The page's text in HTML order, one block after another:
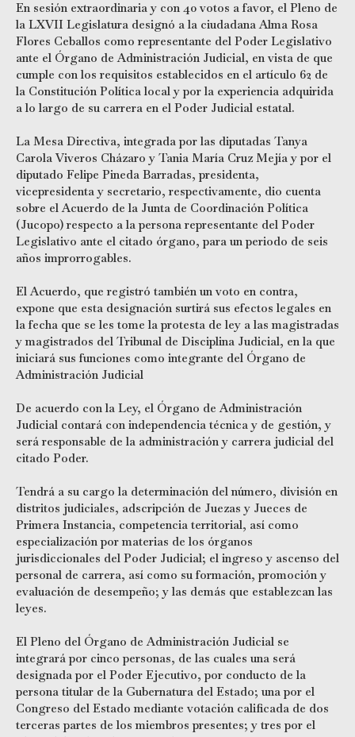
En sesión extraordinaria y con 40 votos a favor, el Pleno de
la LXVII Legislatura designó a la ciudadana Alma Rosa
Flores Ceballos como representante del Poder Legislativo
ante el Órgano de Administración Judicial, en vista de que
cumple con los requisitos establecidos en el artículo 62 de
la Constitución Política local y por la experiencia adquirida
a lo largo de su carrera en el Poder Judicial estatal.
La Mesa Directiva, integrada por las diputadas Tanya
Carola Viveros Cházaro y Tania María Cruz Mejía y por el
diputado Felipe Pineda Barradas, presidenta,
vicepresidenta y secretario, respectivamente, dio cuenta
sobre el Acuerdo de la Junta de Coordinación Política
(Jucopo) respecto a la persona representante del Poder
Legislativo ante el citado órgano, para un periodo de seis
años improrrogables.
El Acuerdo, que registró también un voto en contra,
expone que esta designación surtirá sus efectos legales en
la fecha que se les tome la protesta de ley a las magistradas
y magistrados del Tribunal de Disciplina Judicial, en la que
iniciará sus funciones como integrante del Órgano de
Administración Judicial
De acuerdo con la Ley, el Órgano de Administración
Judicial contará con independencia técnica y de gestión, y
será responsable de la administración y carrera judicial del
citado Poder.
Tendrá a su cargo la determinación del número, división en
distritos judiciales, adscripción de Juezas y Jueces de
Primera Instancia, competencia territorial, así como
especialización por materias de los órganos
jurisdiccionales del Poder Judicial; el ingreso y ascenso del
personal de carrera, así como su formación, promoción y
evaluación de desempeño; y las demás que establezcan las
leyes.
El Pleno del Órgano de Administración Judicial se
integrará por cinco personas, de las cuales una será
designada por el Poder Ejecutivo, por conducto de la
persona titular de la Gubernatura del Estado; una por el
Congreso del Estado mediante votación calificada de dos
terceras partes de los miembros presentes; y tres por el